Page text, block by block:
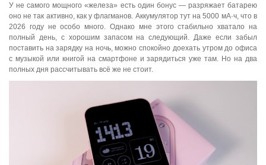
У не самого мощного «железа» есть один бонус — разряжает батарею
оно не так активно, как у флагманов. Аккумулятор тут на 5000 мА·ч, что в
2026 году не особо много. Однако мне этого стабильно хватало на
полный день, с хорошим запасом на следующий. Даже если забыл
поставить на зарядку на ночь, можно спокойно доехать утром до офиса
с музыкой или книгой на смартфоне и зарядиться уже там. Но на два
полных дня рассчитывать всё же не стоит.